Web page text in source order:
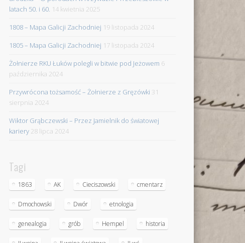
latach 50. i 60. 14 kwietnia 2025
1808 – Mapa Galicji Zachodniej 19 listopada 2024
1805 – Mapa Galicji Zachodniej 17 listopada 2024
Żołnierze RKU Łuków polegli w bitwie pod Jeżowem 6
października 2024
Przywrócona tożsamość – Żołnierze z Gręzówki 31
sierpnia 2024
Wiktor Grąbczewski – Przez Jamielnik do światowej
kariery 28 lipca 2024
Tagi
1863 AK Cieciszowski cmentarz
Dmochowski Dwór etnologia
genealogia grób Hempel historia